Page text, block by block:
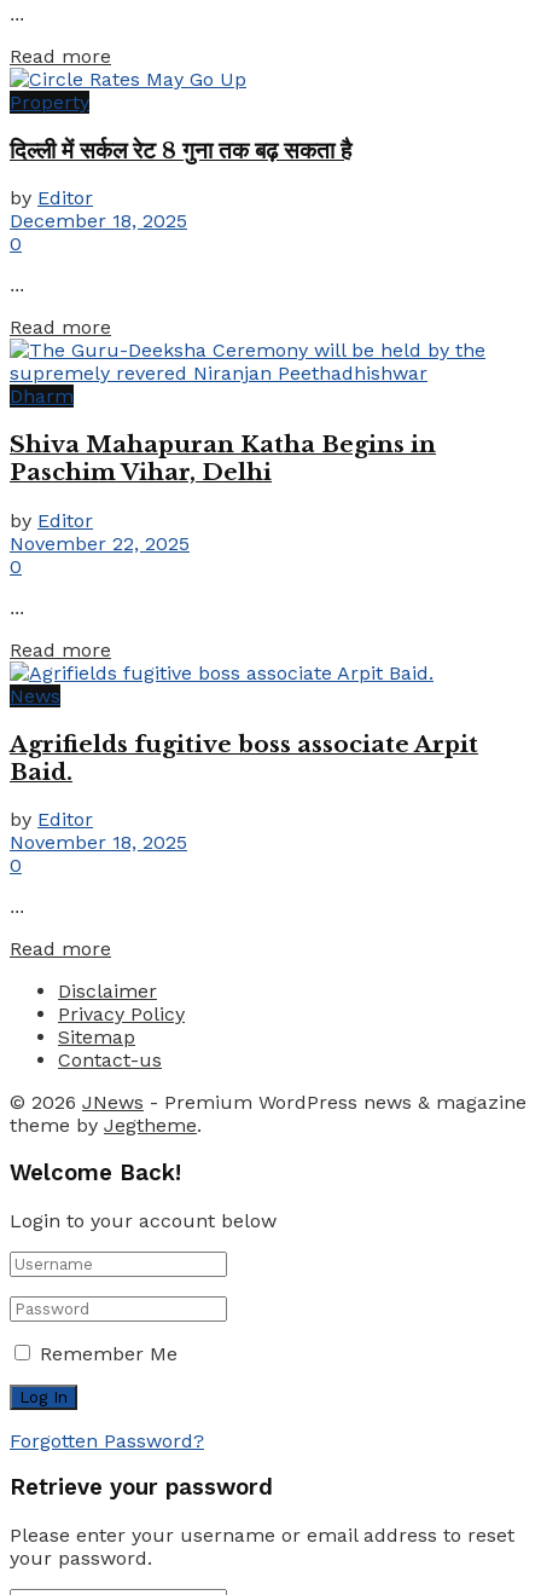
...
Read more
Property
दिल्ली में सर्कल रेट 8 गुना तक बढ़ सकता है
by Editor
December 18, 2025
0
...
Read more
Dharm
Shiva Mahapuran Katha Begins in
Paschim Vihar, Delhi
by Editor
November 22, 2025
0
...
Read more
News
Agrifields fugitive boss associate Arpit
Baid.
by Editor
November 18, 2025
0
...
Read more
Disclaimer
Privacy Policy
Sitemap
Contact-us
© 2026 JNews - Premium WordPress news & magazine
theme by Jegtheme.
Welcome Back!
Login to your account below
Remember Me
Forgotten Password?
Retrieve your password
Please enter your username or email address to reset
your password.